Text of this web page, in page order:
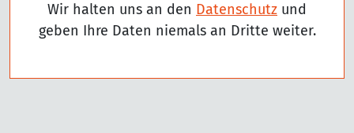
Wir halten uns an den Datenschutz und
geben Ihre Daten niemals an Dritte weiter.